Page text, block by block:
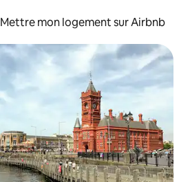
Mettre mon logement sur Airbnb